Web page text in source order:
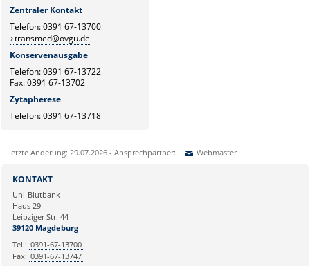
Zentraler Kontakt
Telefon: 0391 67-13700
transmed@ovgu.de
Konservenausgabe
Telefon: 0391 67-13722
Fax: 0391 67-13702
Zytapherese
Telefon: 0391 67-13718
Letzte Änderung: 29.07.2026 - Ansprechpartner: Webmaster
Ihre E-Mailadresse:
Ihr Anliegen:
KONTAKT
Uni-Blutbank
Haus 29
Leipziger Str. 44
39120 Magdeburg
Tel.: 0391-67-13700
Fax: 0391-67-13747